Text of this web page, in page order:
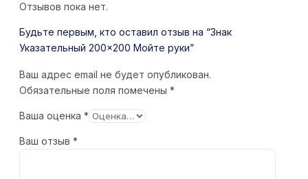
Отзывов пока нет.
Будьте первым, кто оставил отзыв на “Знак
Указательный 200×200 Мойте руки”
Ваш адрес email не будет опубликован.
Обязательные поля помечены *
Ваша оценка *
Ваш отзыв *